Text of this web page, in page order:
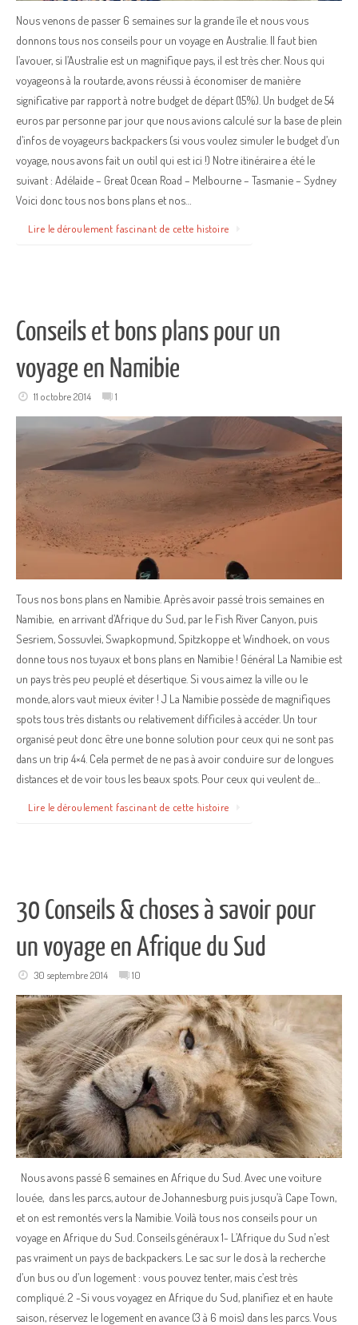
Nous venons de passer 6 semaines sur la grande île et nous vous
donnons tous nos conseils pour un voyage en Australie. Il faut bien
l’avouer, si l’Australie est un magnifique pays, il est très cher. Nous qui
voyageons à la routarde, avons réussi à économiser de manière
significative par rapport à notre budget de départ (15%). Un budget de 54
euros par personne par jour que nous avions calculé sur la base de plein
d’infos de voyageurs backpackers (si vous voulez simuler le budget d’un
voyage, nous avons fait un outil qui est ici !) Notre itinéraire a été le
suivant : Adélaide – Great Ocean Road – Melbourne – Tasmanie – Sydney
Voici donc tous nos bons plans et nos…
Lire le déroulement fascinant de cette histoire
Conseils et bons plans pour un
voyage en Namibie
11 octobre 2014 1
Tous nos bons plans en Namibie. Après avoir passé trois semaines en
Namibie, en arrivant d’Afrique du Sud, par le Fish River Canyon, puis
Sesriem, Sossuvlei, Swapkopmund, Spitzkoppe et Windhoek, on vous
donne tous nos tuyaux et bons plans en Namibie ! Général La Namibie est
un pays très peu peuplé et désertique. Si vous aimez la ville ou le
monde, alors vaut mieux éviter ! J La Namibie possède de magnifiques
spots tous très distants ou relativement difficiles à accéder. Un tour
organisé peut donc être une bonne solution pour ceux qui ne sont pas
dans un trip 4×4. Cela permet de ne pas à avoir conduire sur de longues
distances et de voir tous les beaux spots. Pour ceux qui veulent de…
Lire le déroulement fascinant de cette histoire
30 Conseils & choses à savoir pour
un voyage en Afrique du Sud
30 septembre 2014 10
Nous avons passé 6 semaines en Afrique du Sud. Avec une voiture
louée, dans les parcs, autour de Johannesburg puis jusqu’à Cape Town,
et on est remontés vers la Namibie. Voilà tous nos conseils pour un
voyage en Afrique du Sud. Conseils généraux 1- L’Afrique du Sud n’est
pas vraiment un pays de backpackers. Le sac sur le dos à la recherche
d’un bus ou d’un logement : vous pouvez tenter, mais c’est très
compliqué. 2 -Si vous voyagez en Afrique du Sud, planifiez et en haute
saison, réservez le logement en avance (3 à 6 mois) dans les parcs. Vous